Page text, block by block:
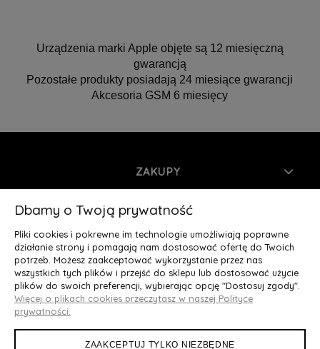
Urządzenia marki Apple objęte są 12 miesięczną
gwarancją
Pozostałe produkty posiadają 24 miesiące gwarancji
Akcesoria GSM 6 miesięcy
ZAKUPY
INFORMACJE
MOJE KONTO
O NAS
Deluxury.pl
Dbamy o Twoją prywatność
Pliki cookies i pokrewne im technologie umożliwiają poprawne
działanie strony i pomagają nam dostosować ofertę do Twoich
potrzeb. Możesz zaakceptować wykorzystanie przez nas
wszystkich tych plików i przejść do sklepu lub dostosować użycie
plików do swoich preferencji, wybierając opcję "Dostosuj zgody".
Więcej o plikach cookies przeczytasz w naszej Polityce
prywatności.
ZAAKCEPTUJ TYLKO NIEZBĘDNE